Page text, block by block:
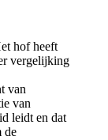
hof heeft
vergelijking
van
van
leidt en dat
de